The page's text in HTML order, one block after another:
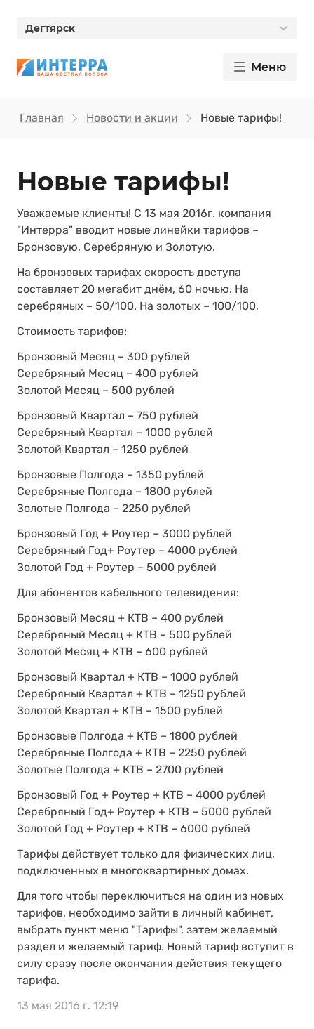
Дегтярск
Меню
Главная Новости и акции Новые тарифы!
Новые тарифы!
Уважаемые клиенты! С 13 мая 2016г. компания
"Интерра" вводит новые линейки тарифов –
Бронзовую, Серебряную и Золотую.
На бронзовых тарифах скорость доступа
составляет 20 мегабит днём, 60 ночью. На
серебряных – 50/100. На золотых – 100/100,
Стоимость тарифов:
Бронзовый Месяц – 300 рублей
Серебряный Месяц – 400 рублей
Золотой Месяц – 500 рублей
Бронзовый Квартал – 750 рублей
Серебряный Квартал – 1000 рублей
Золотой Квартал – 1250 рублей
Бронзовые Полгода – 1350 рублей
Серебряные Полгода – 1800 рублей
Золотые Полгода – 2250 рублей
Бронзовый Год + Роутер – 3000 рублей
Серебряный Год+ Роутер – 4000 рублей
Золотой Год + Роутер – 5000 рублей
Для абонентов кабельного телевидения:
Бронзовый Месяц + КТВ – 400 рублей
Серебряный Месяц + КТВ – 500 рублей
Золотой Месяц + КТВ – 600 рублей
Бронзовый Квартал + КТВ – 1000 рублей
Серебряный Квартал + КТВ – 1250 рублей
Золотой Квартал + КТВ – 1500 рублей
Бронзовые Полгода + КТВ – 1800 рублей
Серебряные Полгода + КТВ – 2250 рублей
Золотые Полгода + КТВ – 2700 рублей
Бронзовый Год + Роутер + КТВ – 4000 рублей
Серебряный Год+ Роутер + КТВ – 5000 рублей
Золотой Год + Роутер + КТВ – 6000 рублей
Тарифы действует только для физических лиц,
подключенных в многоквартирных домах.
Для того чтобы переключиться на один из новых
тарифов, необходимо зайти в личный кабинет,
выбрать пункт меню "Тарифы", затем желаемый
раздел и желаемый тариф. Новый тариф вступит в
силу сразу после окончания действия текущего
тарифа.
13 мая 2016 г. 12:19